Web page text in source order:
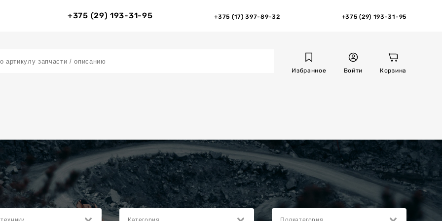
+375 (29) 193-31-95 +375 (17) 397-89-32 +375 (29) 193-31-95
Избранное Войти Корзина